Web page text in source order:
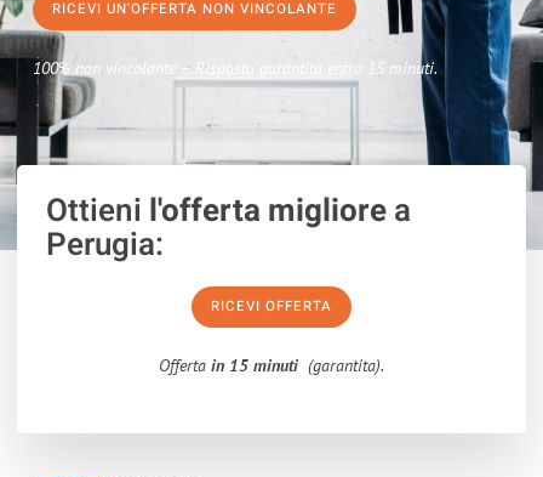
RICEVI UN'OFFERTA NON VINCOLANTE
100% non vincolante – Risposta garantita entro 15 minuti.
Ottieni l'offerta migliorea
Perugia:
RICEVI OFFERTA
Offerta in 15 minuti (garantita).